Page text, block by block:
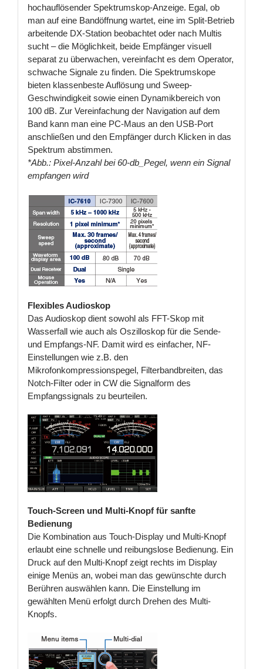
hochauflösender Spektrumskop-Anzeige. Egal, ob
man auf eine Bandöffnung wartet, eine im Split-Betrieb
arbeitende DX-Station beobachtet oder nach Multis
sucht – die Möglichkeit, beide Empfänger visuell
separat zu überwachen, vereinfacht es dem Operator,
schwache Signale zu finden. Die Spektrumskope
bieten klassenbeste Auflösung und Sweep-
Geschwindigkeit sowie einen Dynamikbereich von
100 dB. Zur Vereinfachung der Navigation auf dem
Band kann man eine PC-Maus an den USB-Port
anschließen und den Empfänger durch Klicken in das
Spektrum abstimmen.
*Abb.: Pixel-Anzahl bei 60-db_Pegel, wenn ein Signal
empfangen wird
Flexibles Audioskop
Das Audioskop dient sowohl als FFT-Skop mit
Wasserfall wie auch als Oszilloskop für die Sende-
und Empfangs-NF. Damit wird es einfacher, NF-
Einstellungen wie z.B. den
Mikrofonkompressionspegel, Filterbandbreiten, das
Notch-Filter oder in CW die Signalform des
Empfangssignals zu beurteilen.
Touch-Screen und Multi-Knopf für sanfte
Bedienung
Die Kombination aus Touch-Display und Multi-Knopf
erlaubt eine schnelle und reibungslose Bedienung. Ein
Druck auf den Multi-Knopf zeigt rechts im Display
einige Menüs an, wobei man das gewünschte durch
Berühren auswählen kann. Die Einstellung im
gewählten Menü erfolgt durch Drehen des Multi-
Knopfs.